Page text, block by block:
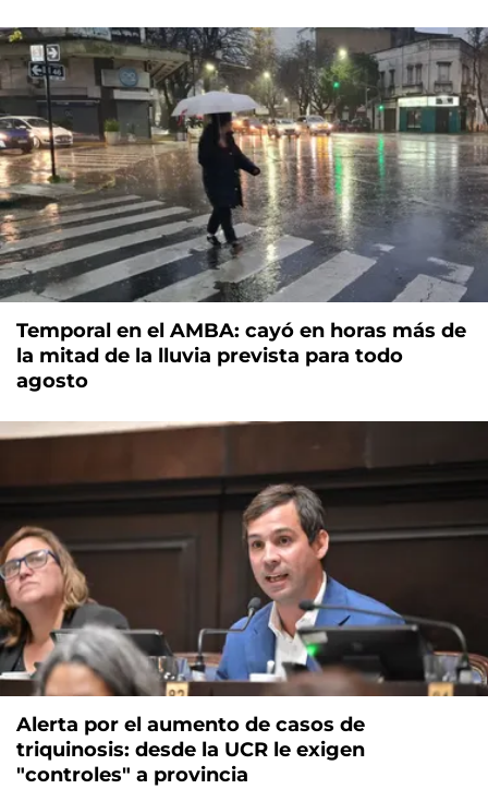
Temporal en el AMBA: cayó en horas más de
la mitad de la lluvia prevista para todo
agosto
Alerta por el aumento de casos de
triquinosis: desde la UCR le exigen
"controles" a provincia